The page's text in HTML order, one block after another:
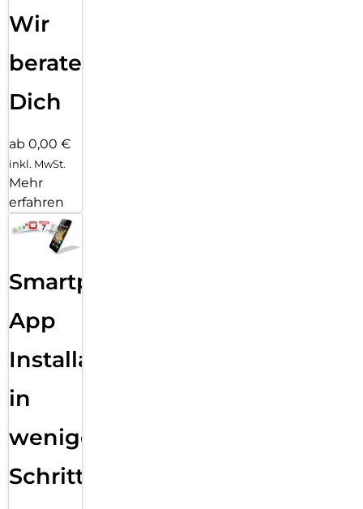
Wir
beraten
Dich
ab 0,00 €
inkl. MwSt.
Mehr
erfahren
Smartphone
App
Installation
in
wenigen
Schritten